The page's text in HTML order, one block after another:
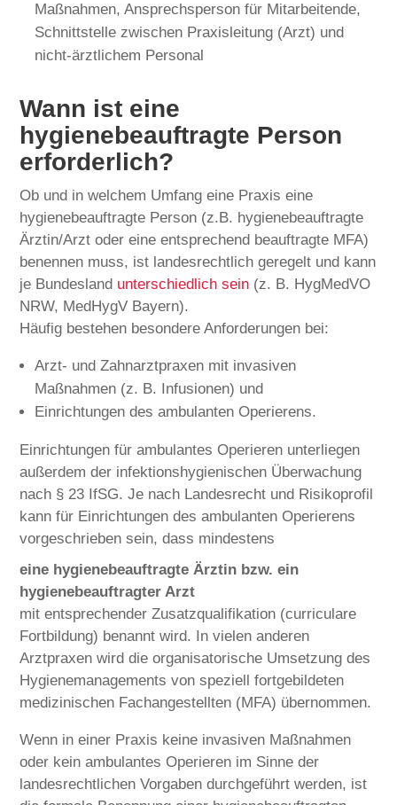
Maßnahmen, Ansprechsperson für Mitarbeitende,
Schnittstelle zwischen Praxisleitung (Arzt) und
nicht-ärztlichem Personal
Wann ist eine
hygienebeauftragte Person
erforderlich?
Ob und in welchem Umfang eine Praxis eine
hygienebeauftragte Person (z.B. hygienebeauftragte
Ärztin/Arzt oder eine entsprechend beauftragte MFA)
benennen muss, ist landesrechtlich geregelt und kann
je Bundesland unterschiedlich sein (z. B. HygMedVO
NRW, MedHygV Bayern).
Häufig bestehen besondere Anforderungen bei:
Arzt- und Zahnarztpraxen mit invasiven
Maßnahmen (z. B. Infusionen) und
Einrichtungen des ambulanten Operierens.
Einrichtungen für ambulantes Operieren unterliegen
außerdem der infektionshygienischen Überwachung
nach § 23 IfSG. Je nach Landesrecht und Risikoprofil
kann für Einrichtungen des ambulanten Operierens
vorgeschrieben sein, dass mindestens
eine hygienebeauftragte Ärztin bzw. ein
hygienebeauftragter Arzt
mit entsprechender Zusatzqualifikation (curriculare
Fortbildung) benannt wird. In vielen anderen
Arztpraxen wird die organisatorische Umsetzung des
Hygienemanagements von speziell fortgebildeten
medizinischen Fachangestellten (MFA) übernommen.
Wenn in einer Praxis keine invasiven Maßnahmen
oder kein ambulantes Operieren im Sinne der
landesrechtlichen Vorgaben durchgeführt werden, ist